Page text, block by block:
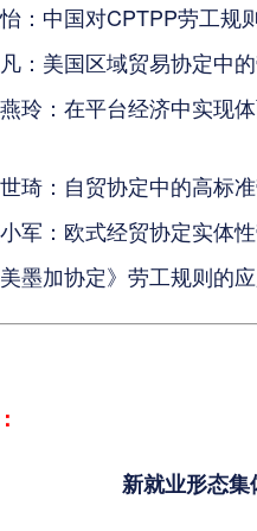
：中国对CPTPP劳工
：美国区域贸易协定中
玲：在平台经济中实现
琦：自贸协定中的高标
军：欧式经贸协定实体
墨加协定》劳工规则的
新就业形态